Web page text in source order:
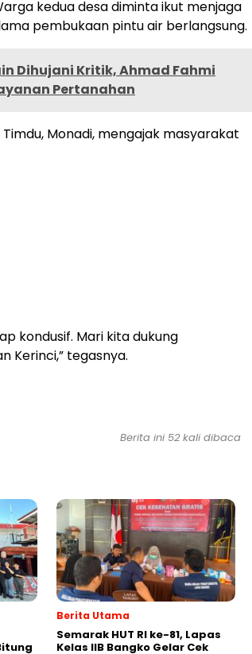
kedua desa diminta ikut menjaga
pembukaan pintu air berlangsung.
Dihujani Kritik, Ahmad Fahmi
Pertanahan
Monadi, mengajak masyarakat
kondusif. Mari kita dukung
Kerinci,” tegasnya.
Berita ini 52 kali dibaca
Berita Utama
Semarak HUT RI ke-81, Lapas
Kelas IIB Bangko Gelar Cek